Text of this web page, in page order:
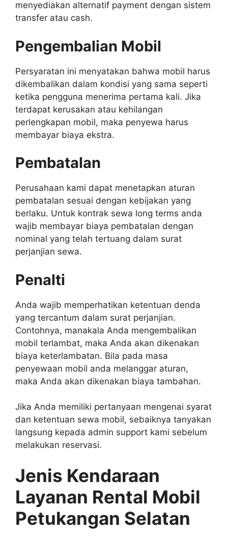
menyediakan alternatif payment dengan sistem
transfer atau cash.
Pengembalian Mobil
Persyaratan ini menyatakan bahwa mobil harus
dikembalikan dalam kondisi yang sama seperti
ketika pengguna menerima pertama kali. Jika
terdapat kerusakan atau kehilangan
perlengkapan mobil, maka penyewa harus
membayar biaya ekstra.
Pembatalan
Perusahaan kami dapat menetapkan aturan
pembatalan sesuai dengan kebijakan yang
berlaku. Untuk kontrak sewa long terms anda
wajib membayar biaya pembatalan dengan
nominal yang telah tertuang dalam surat
perjanjian sewa.
Penalti
Anda wajib memperhatikan ketentuan denda
yang tercantum dalam surat perjanjian.
Contohnya, manakala Anda mengembalikan
mobil terlambat, maka Anda akan dikenakan
biaya keterlambatan. Bila pada masa
penyewaan mobil anda melanggar aturan,
maka Anda akan dikenakan biaya tambahan.
Jika Anda memiliki pertanyaan mengenai syarat
dan ketentuan sewa mobil, sebaiknya tanyakan
langsung kepada admin support kami sebelum
melakukan reservasi.
Jenis Kendaraan
Layanan Rental Mobil
Petukangan Selatan